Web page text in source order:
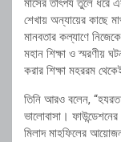
মাসের তাৎপর্য তুলে
শেখায় অন্যায়ের কাছে
মানবতার কল্যাণে
মহান শিক্ষা ও স্মরণীয়
করার শিক্ষা মহররম
তিনি আরও বলেন, “হযরত
ভালোবাসা।
মিলাদ মাহফিলের